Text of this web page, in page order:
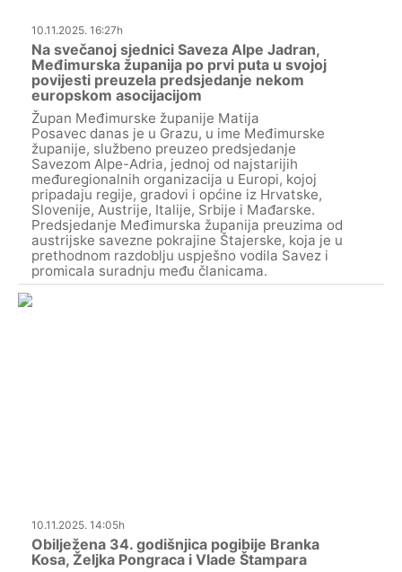
10.11.2025. 16:27h
Na svečanoj sjednici Saveza Alpe Jadran,
Međimurska županija po prvi puta u svojoj
povijesti preuzela predsjedanje nekom
europskom asocijacijom
Župan Međimurske županije Matija
Posavec danas je u Grazu, u ime Međimurske
županije, službeno preuzeo predsjedanje
Savezom Alpe-Adria, jednoj od najstarijih
međuregionalnih organizacija u Europi, kojoj
pripadaju regije, gradovi i općine iz Hrvatske,
Slovenije, Austrije, Italije, Srbije i Mađarske.
Predsjedanje Međimurska županija preuzima od
austrijske savezne pokrajine Štajerske, koja je u
prethodnom razdoblju uspješno vodila Savez i
promicala suradnju među članicama.
10.11.2025. 14:05h
Obilježena 34. godišnjica pogibije Branka
Kosa, Željka Pongraca i Vlade Štampara